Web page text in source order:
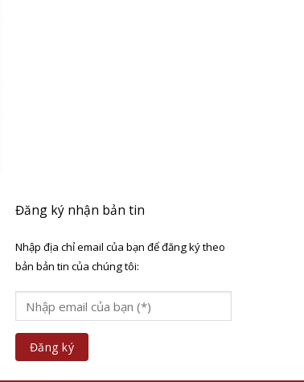
Đăng ký nhận bản tin
Nhập địa chỉ email của bạn để đăng ký theo
bản bản tin của chúng tôi: